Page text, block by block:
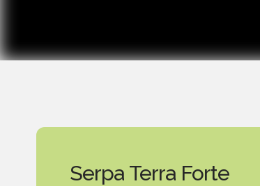
Serpa Terra Forte